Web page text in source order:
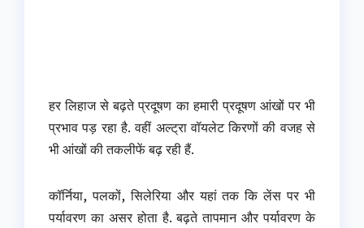
हर लिहाज से बढ़ते प्रदूषण का हमारी प्रदूषण आंखों पर भी
प्रभाव पड़ रहा है. वहीं अल्ट्रा वॉयलेट किरणों की वजह से
भी आंखों की तकलीफें बढ़ रही हैं.
कॉर्निया, पलकों, सिलेरिया और यहां तक कि लेंस पर भी
पर्यावरण का असर होता है. बढ़ते तापमान और पर्यावरण के